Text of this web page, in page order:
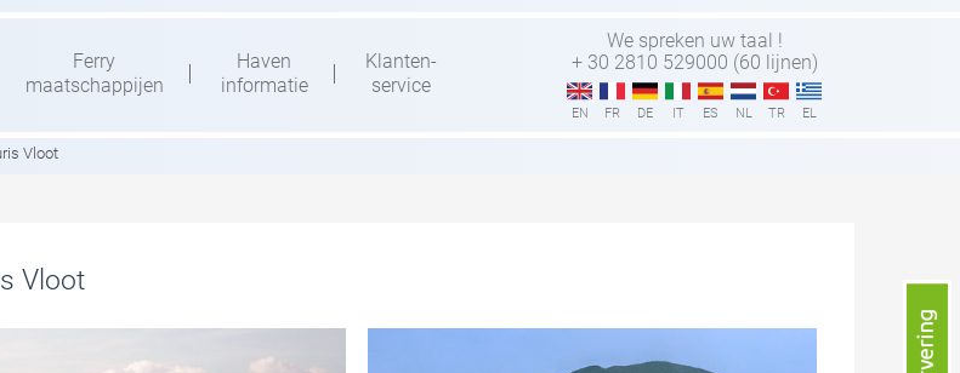
Ferry
maatschappijen
Haven
informatie
Klanten-
service
We spreken uw taal !
+ 30 2810 529000 (60 lijnen)
EN FR DE IT ES NL TR EL
Vloot
Vloot